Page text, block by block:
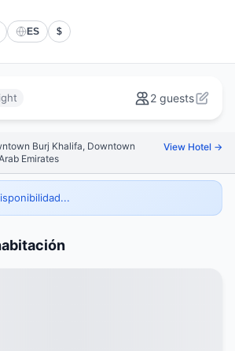
ES $
2 guests
Burj Khalifa, Downtown
Emirates
View Hotel →